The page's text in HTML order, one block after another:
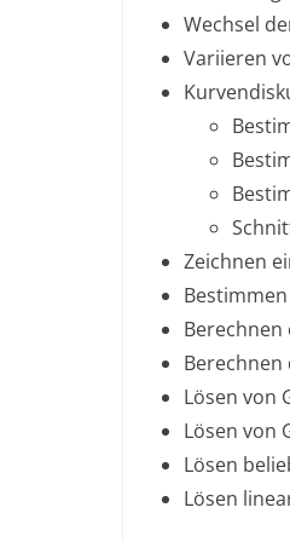
Wechsel
Variieren
Zeichnen
Berechnen
Lösen von
Lösen von
Lösen
Lösen